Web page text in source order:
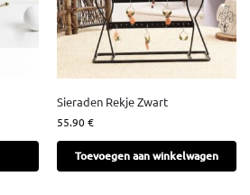
Sieraden Rekje Zwart
55.90€
Toevoegen aan winkelwagen